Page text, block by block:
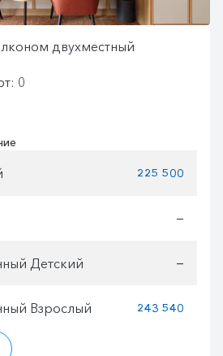
двухместный
0
225 500
—
Детский —
Взрослый 243 540